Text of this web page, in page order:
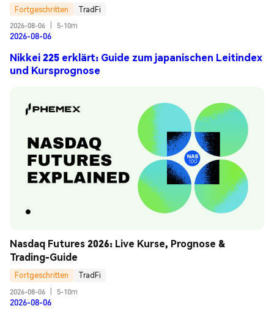
Fortgeschritten
TradFi
2026-08-06
5-10m
2026-08-06
Nikkei 225 erklärt: Guide zum japanischen Leitindex
und Kursprognose
Nasdaq Futures 2026: Live Kurse, Prognose &
Trading-Guide
Fortgeschritten
TradFi
2026-08-06
5-10m
2026-08-06